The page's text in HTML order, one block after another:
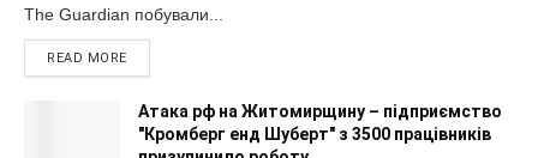
The Guardian побували...
READ MORE
Атака рф на Житомирщину – підприємство
"Кромберг енд Шуберт" з 3500 працівників